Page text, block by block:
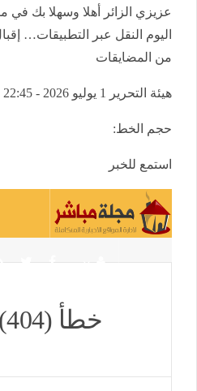
عزيزي الزائر أهلا وسهلا بك في
اليوم النقل عبر التطبيقات…
من المضايقات
هيئة التحرير 1 يوليو 2026 - 22:45
حجم الخط:
استمع للخبر